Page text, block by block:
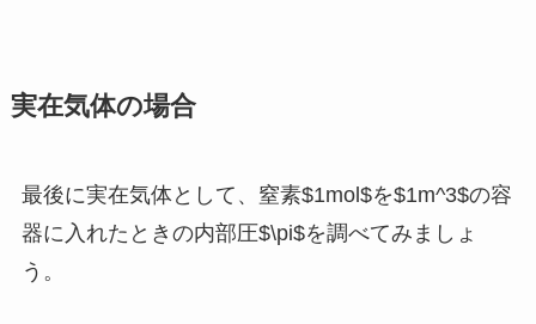
実在気体の場合
最後に実在気体として、窒素$1mol$を$1m^3$の容
器に入れたときの内部圧$\pi$を調べてみましょ
う。